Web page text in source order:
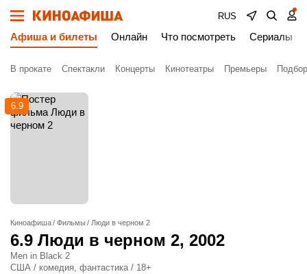
RUS
Афиша и билеты Онлайн Что посмотреть Сериалы
В прокате Спектакли Концерты Кинотеатры Премьеры
6.9
Киноафиша Фильмы Люди в черном 2
6.9 Люди в черном 2, 2002
Men in Black 2
США / комедия, фантастика / 18+